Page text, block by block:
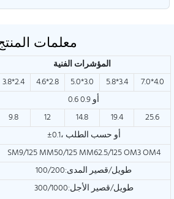
معلمات
المؤشرات الفنية
3.8*2.4 4.6*2.8 5.0*3.0 5.8*3.4
7.0*4.0
0.6 أو 0.9
9.8 12 14.8 19.4
25.6
±0.1، أو حسب الطلب
SM9/125 MM50/125 MM62.5/125 OM3 OM4
طويل/قصير المدى:100/200
طويل/قصير الأجل:300/1000